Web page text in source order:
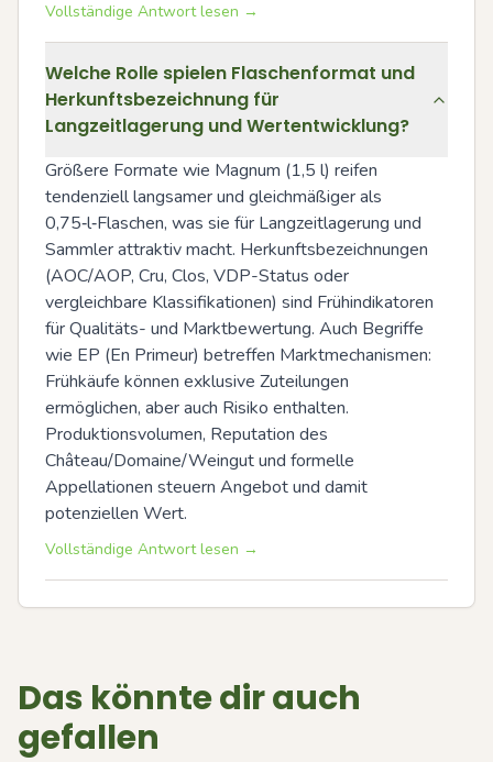
Vollständige Antwort lesen →
Welche Rolle spielen Flaschenformat und
Herkunftsbezeichnung für
Langzeitlagerung und Wertentwicklung?
Größere Formate wie Magnum (1,5 l) reifen
tendenziell langsamer und gleichmäßiger als
0,75‑l‑Flaschen, was sie für Langzeitlagerung und
Sammler attraktiv macht. Herkunftsbezeichnungen
(AOC/AOP, Cru, Clos, VDP-Status oder
vergleichbare Klassifikationen) sind Frühindikatoren
für Qualitäts- und Marktbewertung. Auch Begriffe
wie EP (En Primeur) betreffen Marktmechanismen:
Frühkäufe können exklusive Zuteilungen
ermöglichen, aber auch Risiko enthalten.
Produktionsvolumen, Reputation des
Château/Domaine/Weingut und formelle
Appellationen steuern Angebot und damit
potenziellen Wert.
Vollständige Antwort lesen →
Das könnte dir auch
gefallen